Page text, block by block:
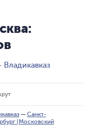
— Санкт-
(Московский